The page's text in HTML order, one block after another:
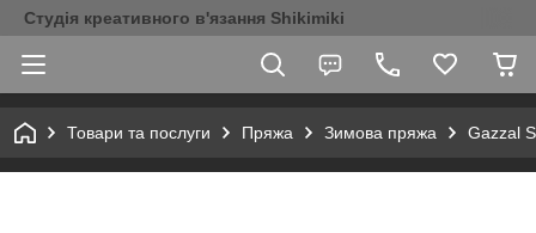
Студія креативного в'язання Shikimiki
Товари та послуги Пряжа Зимова пряжа Gazzal